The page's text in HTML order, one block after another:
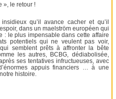
», le retour !
qu’il avance cacher et qu’il
dans un maelström européen qui
: le plus impensable dans cette affaire
potentiels qui ne veulent pas voir,
semblent prêts à affronter la bête
les autres, BCBG, dédiabolisée,
ses tentatives infructueuses, avec
appuis financiers … à une
histoire.